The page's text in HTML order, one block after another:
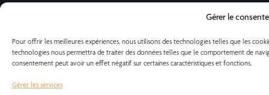
Gérer le
Pour offrir les meilleures expériences, nous utilisons des technologies telles que les
technologies nous permettra de traiter des données telles que le comportement de
consentement peut avoir un effet négatif sur certaines caractéristiques et fonctions.
Gérer les services